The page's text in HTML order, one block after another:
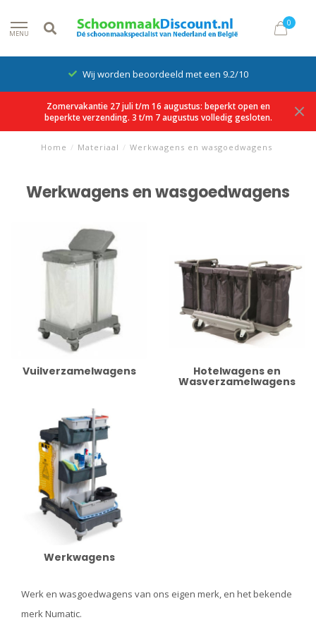
MENU
0
Wij worden beoordeeld met een 9.2/10
Zomervakantie 27 juli t/m 16 augustus: beperkt open en
beperkte verzending. 3 t/m 7 augustus volledig gesloten.
Home / Materiaal / Werkwagens en wasgoedwagens
Werkwagens en wasgoedwagens
Vuilverzamelwagens Hotelwagens en
Wasverzamelwagens
Werkwagens
Werk en wasgoedwagens van ons eigen merk, en het bekende
merk Numatic.